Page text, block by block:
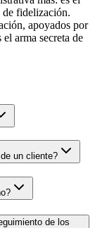
fidelización.
apoyados por
arma secreta de
un cliente?
de los